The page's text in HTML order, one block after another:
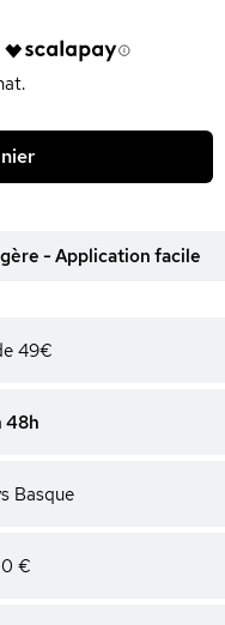
- Application facile
49€
48h
Basque
€